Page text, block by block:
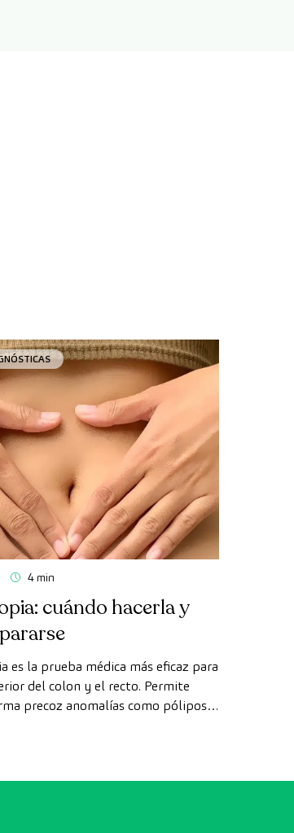
4 min
cuándo hacerla y
es la prueba médica más eficaz para
del colon y el recto. Permite
precoz anomalías como pólipos,